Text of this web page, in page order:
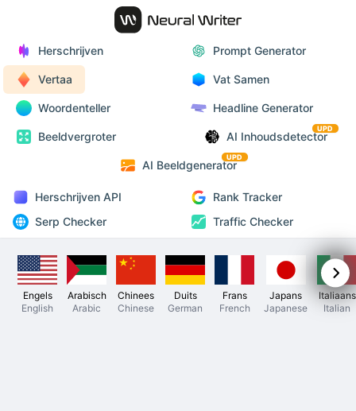
Herschrijven Prompt Generator
Vertaa Vat Samen
Woordenteller Headline Generator
Beeldvergroter AI Inhoudsdetector
UPD
AI Beeldgenerator
UPD
Herschrijven API
Rank Tracker
Serp Checker
Traffic Checker
Engels
English
Arabisch
Arabic
Chinees
Chinese
Duits
German
Frans
French
Japans
Japanese
Italiaans
Italian